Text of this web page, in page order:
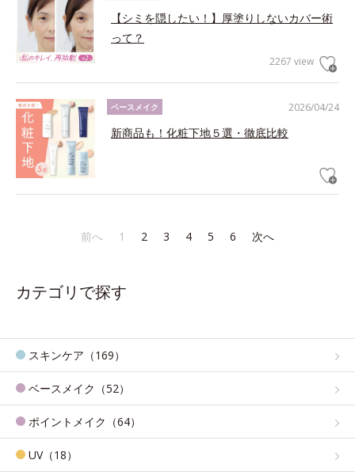
【シミを隠したい！】厚塗りしないカバー術
って？
2267 view
2026/04/24
ベースメイク
新商品も！化粧下地５選・徹底比較
前へ 1 2 3 4 5 6 次へ
カテゴリで探す
スキンケア（169）
ベースメイク（52）
ポイントメイク（64）
UV（18）